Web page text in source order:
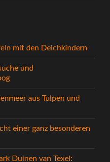
mit den Deichkindern
und
aus Tulpen und
einer ganz besonderen
Duinen van Texel: